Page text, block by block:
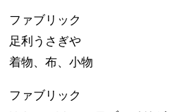
ファブリック
足利うさぎや
着物、布、小物
ファブリック